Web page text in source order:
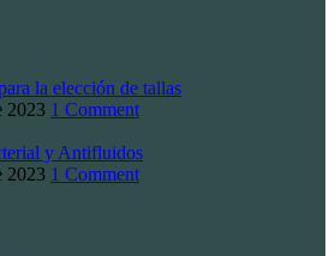
la elección de tallas
2023 1 Comment
y Antifluidos
2023 1 Comment